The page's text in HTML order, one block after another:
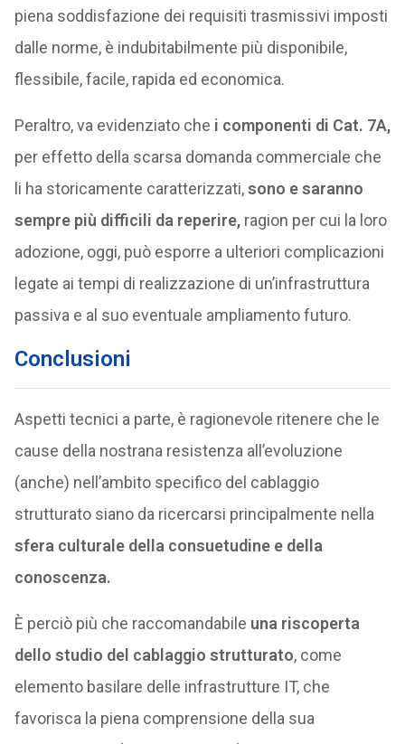
piena soddisfazione dei requisiti trasmissivi imposti
dalle norme, è indubitabilmente più disponibile,
flessibile, facile, rapida ed economica.
Peraltro, va evidenziato che i componenti di Cat. 7A,
per effetto della scarsa domanda commerciale che
li ha storicamente caratterizzati,sono e saranno
sempre più difficili da reperire,ragion per cui la loro
adozione, oggi, può esporre a ulteriori complicazioni
legate ai tempi di realizzazione di un’infrastruttura
passiva e al suo eventuale ampliamento futuro.
Conclusioni
Aspetti tecnici a parte, è ragionevole ritenere che le
cause della nostrana resistenza all’evoluzione
(anche) nell’ambito specifico del cablaggio
strutturato siano da ricercarsi principalmente nella
sfera culturale della consuetudine e della
conoscenza.
È perciò più che raccomandabile una riscoperta
dello studio del cablaggio strutturato, come
elemento basilare delle infrastrutture IT, che
favorisca la piena comprensione della sua